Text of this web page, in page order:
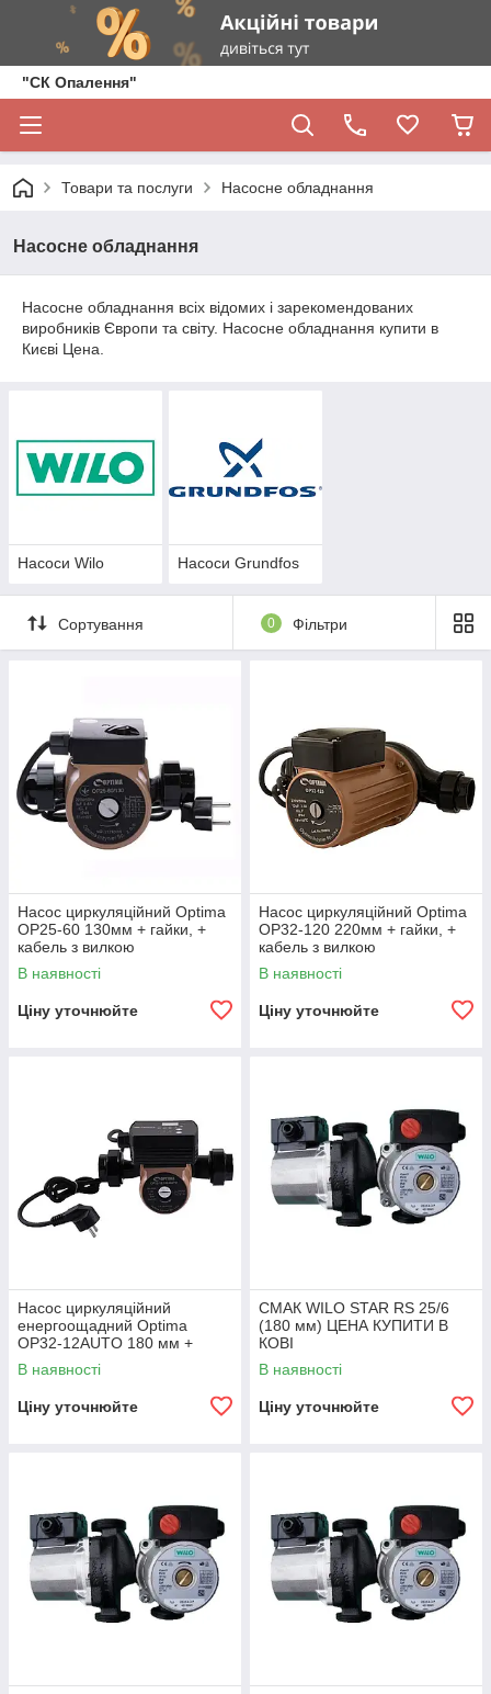
"СК Опалення"
Товари та послуги Насосне обладнання
Насосне обладнання
Насосне обладнання всіх відомих і зарекомендованих
виробників Європи та світу. Насосне обладнання купити в
Києві Цена.
Насоси Wilo Насоси Grundfos
Сортування 0 Фільтри
Насос циркуляційний Optima
OP25-60 130мм + гайки, +
кабель з вилкою
В наявності
Ціну уточнюйте
Насос циркуляційний Optima
OP32-120 220мм + гайки, +
кабель з вилкою
В наявності
Ціну уточнюйте
Насос циркуляційний
енергоощадний Optima
OP32-12AUTO 180 мм +
гайки + кабель
В наявності
Ціну уточнюйте
СМАК WILO STAR RS 25/6
(180 мм) ЦЕНА КУПИТИ В
КОВІ
В наявності
Ціну уточнюйте